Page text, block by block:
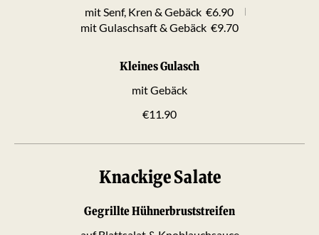
mit Senf, Kren & Gebäck €6.90
mit Gulaschsaft & Gebäck €9.70
Kleines Gulasch
mit Gebäck
€11.90
Knackige Salate
Gegrillte Hühnerbruststreifen